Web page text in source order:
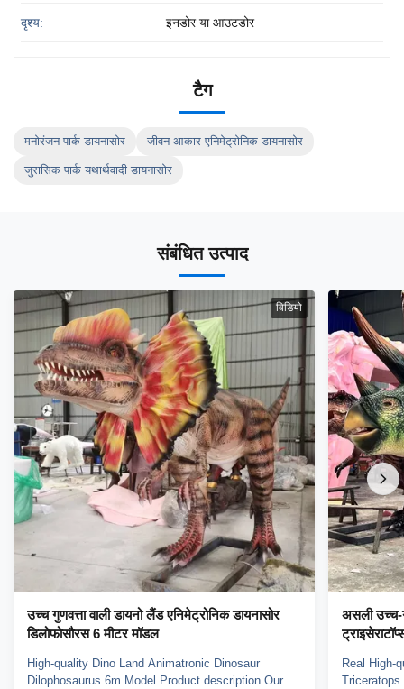
दृश्य: इनडोर या आउटडोर
टैग
मनोरंजन पार्क डायनासोर जीवन आकार एनिमेट्रोनिक डायनासोर
जुरासिक पार्क यथार्थवादी डायनासोर
संबंधित उत्पाद
विडियो
उच्च गुणवत्ता वाली डायनो लैंड एनिमेट्रोनिक डायनासोर
डिलोफोसौरस 6 मीटर मॉडल
High-quality Dino Land Animatronic Dinosaur
Dilophosaurus 6m Model Product description Our
असली उच्च-
Real High-